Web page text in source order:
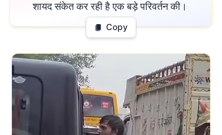
शायद संकेत कर रही है एक बड़े परिवर्तन की।
Copy